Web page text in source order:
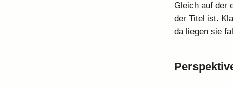
Gleich auf der
der Titel ist.
da liegen sie